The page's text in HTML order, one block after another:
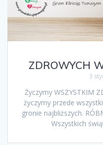
ZDROWYCH
3
Życzymy WSZYSTKIM
życzymy przede
gronie najbliższych.
Wszystkich